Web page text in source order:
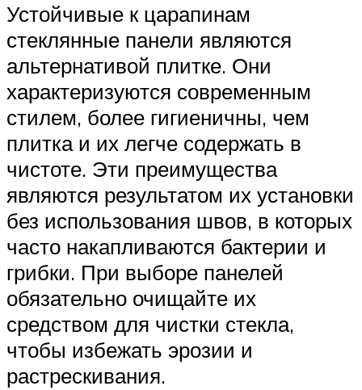
Устойчивые к царапинам
стеклянные панели являются
альтернативой плитке. Они
характеризуются современным
стилем, более гигиеничны, чем
плитка и их легче содержать в
чистоте. Эти преимущества
являются результатом их установки
без использования швов, в которых
часто накапливаются бактерии и
грибки. При выборе панелей
обязательно очищайте их
средством для чистки стекла,
чтобы избежать эрозии и
растрескивания.